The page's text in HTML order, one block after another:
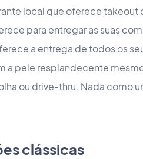
local que oferece takeout
para entregar as suas
a entrega de todos os
a pele resplandecente
ou drive-thru. Nada como
clássicas